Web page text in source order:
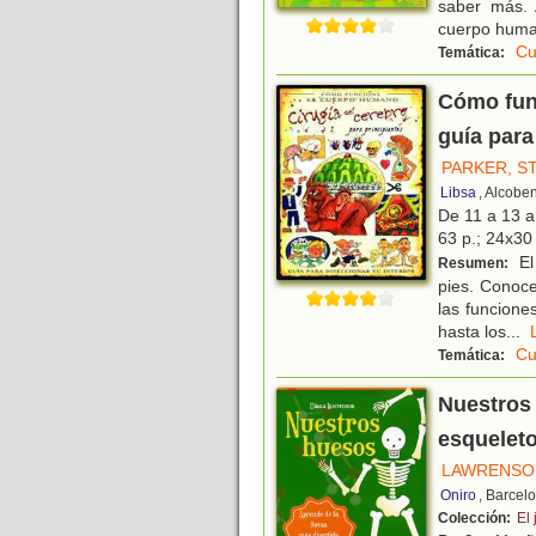
saber más.
cuerpo
Temática:
Cómo
guía
PARKER,
Libsa ,
De 11 a 13
63 p.;
Resumen:
pies.
las
hasta los
Temática:
Oniro ,
Colección: El